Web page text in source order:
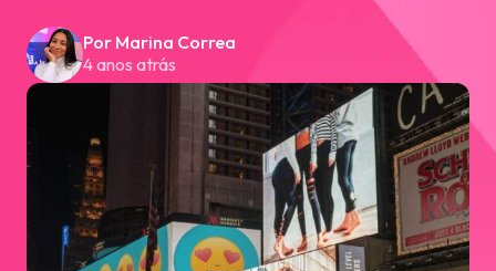
Por Marina Correa
4 anos atrás